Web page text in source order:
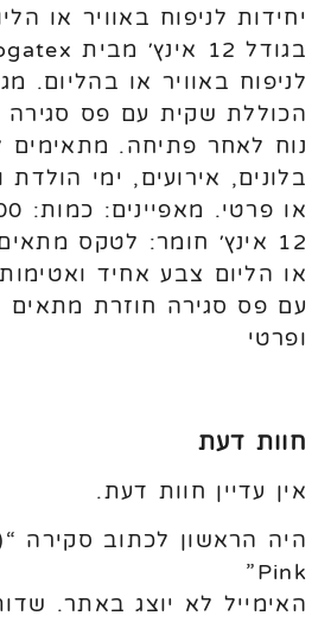
יחידות לניפוח באוויר או
לניפוח באוויר או בהליום.
הכוללת שקית עם פס סגירה
נוח לאחר פתיחה. מתאימים
בלונים, אירועים, ימי הולדת
12 אינץ׳ חומר: לטקס
או הליום צבע אחיד
עם פס סגירה חוזרת מתאים
ופרטי
חוות דעת
אין עדיין חוות דעת.
Pink”
האימייל לא יוצג באתר.